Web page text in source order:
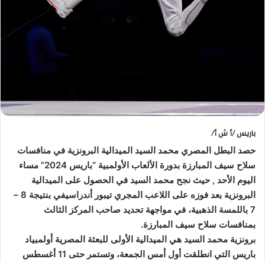
باريس /أ ش أ/
حصد البطل المصري محمد السيد الميدالية البرونزية في منافسات
سلاح سيف المبارزة بدورة الألعاب الأولمبية “باريس 2024” مساء
اليوم الأحد , حيث نجح محمد السيد في الحصول على الميدالية
البرونزية بعد فوزه على اللاعب المجري تيبور أندراسيفي بنتيجة 8 –
7 باللمسة الذهبية، في مواجهة تحديد صاحب المركز الثالث
بمنافسات سلاح سيف المبارزة.
برونزية محمد السيد هي الميدالية الأولى للبعثة المصرية أولمبياد
باريس التي انطلقت أول أمس الجمعة، وتستمر حتى 11 أغسطس